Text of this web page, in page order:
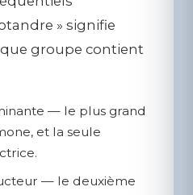
» signifie
groupe contient
— le plus grand
et la seule
— le deuxième